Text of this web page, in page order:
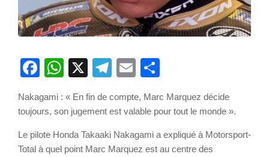
Facebook
WhatsApp
X Telegram
Email
Nakagami : « En fin de compte, Marc Marquez décide
toujours, son jugement est valable pour tout le monde ».
Le pilote Honda Takaaki Nakagami a expliqué à Motorsport-
Total à quel point Marc Marquez est au centre des